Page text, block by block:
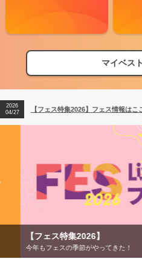
マイベス
【フェス特集2026】フェス情報はこ
【ライブ動員ランキング】2026年上
2026
04/27
【フェス特集2026】フェス情報はこ
2026
【ライブ動員ランキング】2026年上
【フェス特集2026】
今年もフェスの季節がやってきた！